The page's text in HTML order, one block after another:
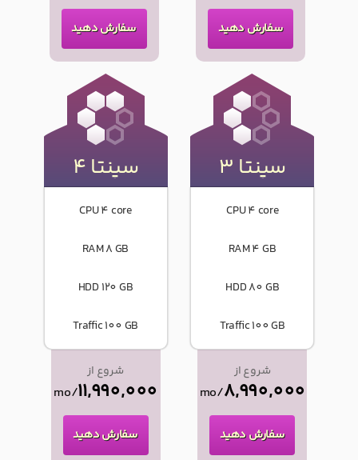
سفارش دهید سفارش دهید
سپنتا 3
CPU 4 core
RAM 4 GB
HDD 80 GB
Traffic 100 GB
شروع از
8,990,000
/mo
سفارش دهید
سپنتا 4
CPU 4 core
RAM 8 GB
HDD 120 GB
Traffic 100 GB
شروع از
11,990,000
/mo
سفارش دهید